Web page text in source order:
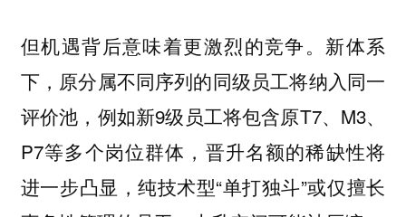
但机遇背后意味着更激烈的竞争。新体系
下，原分属不同序列的同级员工将纳入同一
评价池，例如新9级员工将包含原T7、M3、
P7等多个岗位群体，晋升名额的稀缺性将
进一步凸显，纯技术型“单打独斗”或仅擅长